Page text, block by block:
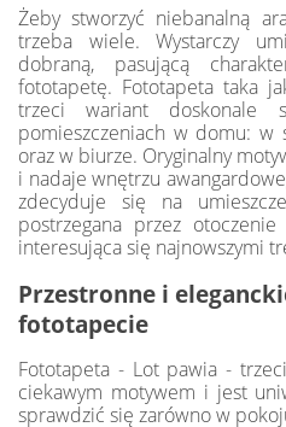
Żeby stworzyć niebanalną
trzeba wiele. Wystarczy
dobraną, pasującą
fototapetę. Fototapeta taka
trzeci wariant doskonale
pomieszczeniach w domu: w
oraz w biurze. Oryginalny
i nadaje wnętrzu
zdecyduje się na
postrzegana przez
interesująca się najnowszymi
Przestronne i
fototapecie
Fototapeta - Lot pawia -
ciekawym motywem i jest
sprawdzić się zarówno w